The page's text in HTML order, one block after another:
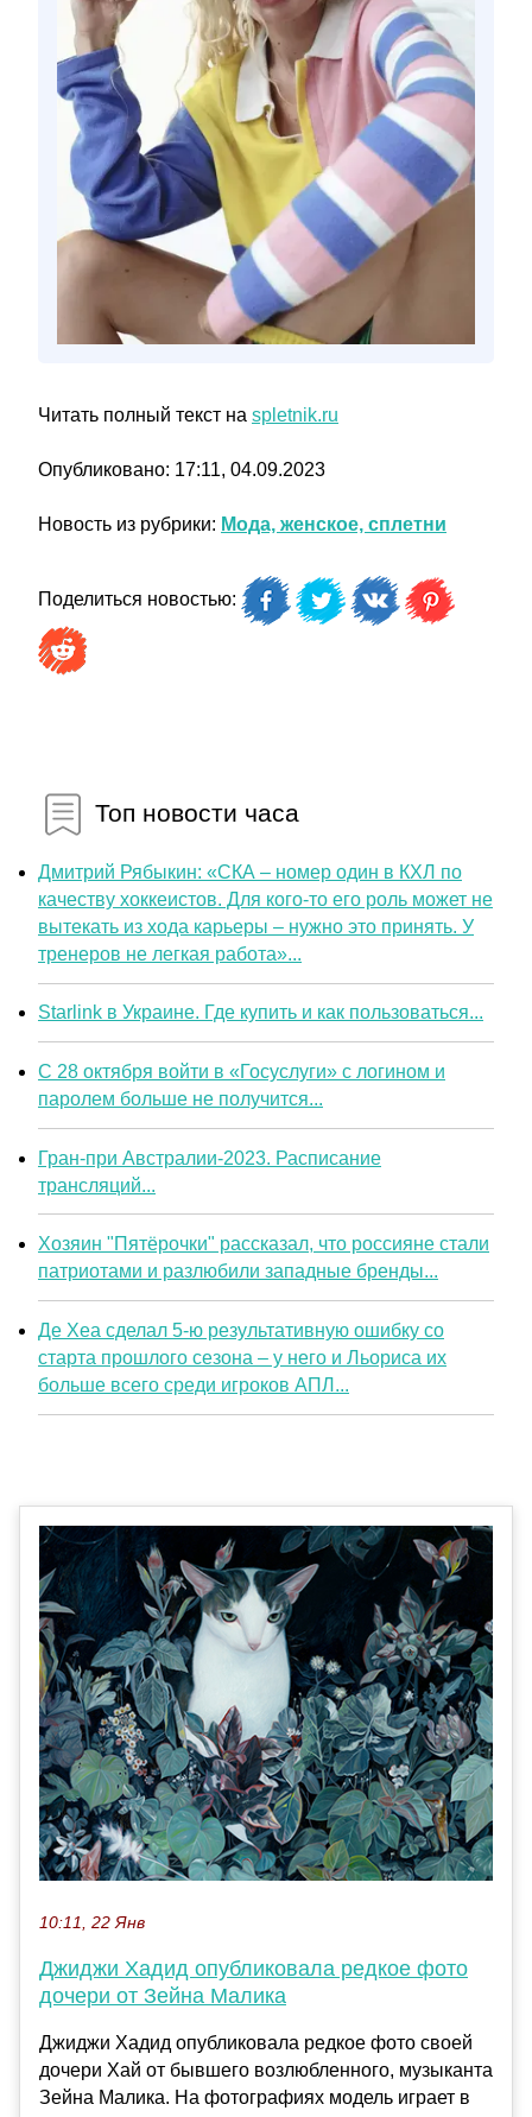
Читать полный текст на spletnik.ru
Опубликовано: 17:11, 04.09.2023
Новость из рубрики: Мода, женское, сплетни
Поделиться новостью:
Топ новости часа
Дмитрий Рябыкин: «СКА – номер один в КХЛ по
качеству хоккеистов. Для кого-то его роль может не
вытекать из хода карьеры – нужно это принять. У
тренеров не легкая работа»...
Starlink в Украине. Где купить и как пользоваться...
С 28 октября войти в «Госуслуги» с логином и
паролем больше не получится...
Гран-при Австралии-2023. Расписание
трансляций...
Хозяин "Пятёрочки" рассказал, что россияне стали
патриотами и разлюбили западные бренды...
Де Хеа сделал 5-ю результативную ошибку со
старта прошлого сезона – у него и Льориса их
больше всего среди игроков АПЛ...
10:11, 22 Янв
Джиджи Хадид опубликовала редкое фото
дочери от Зейна Малика
Джиджи Хадид опубликовала редкое фото своей
дочери Хай от бывшего возлюбленного, музыканта
Зейна Малика. На фотографиях модель играет в